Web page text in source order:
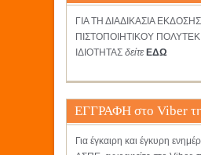
ΓΙΑ ΤΗ ΔΙΑΔΙΚΑΣΙΑ ΕΚΔΟΣΗΣ
ΠΙΣΤΟΠΟΙΗΤΙΚΟΥ
ΙΔΙΟΤΗΤΑΣ δείτε ΕΔΩ
ΕΓΓΡΑΦΗ στο Viber
Για έγκαιρη και έγκυρη